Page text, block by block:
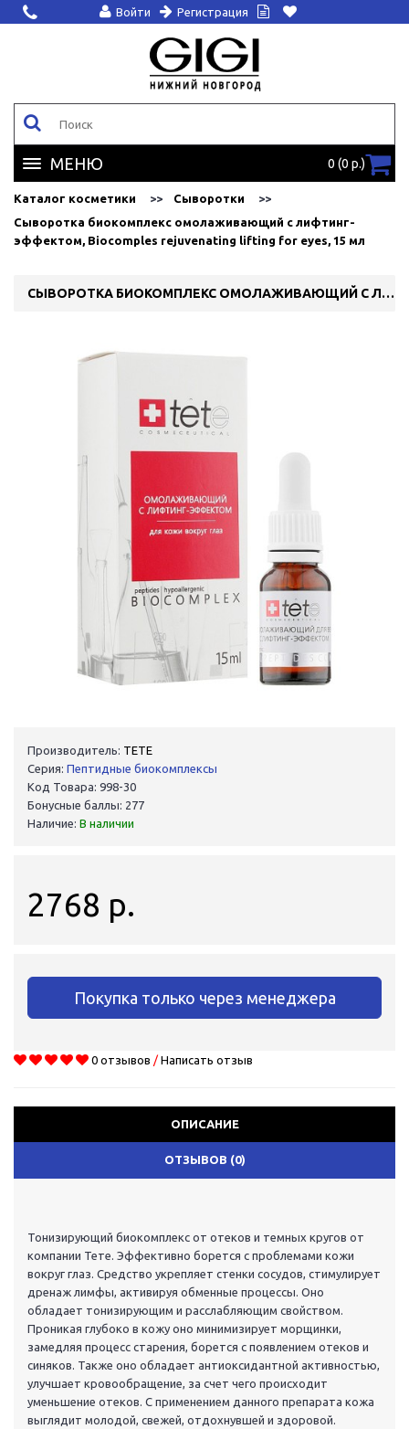
Войти Регистрация
МЕНЮ 0 (0 р.)
Каталог косметики
Сыворотки
Сыворотка биокомплекс омолаживающий с лифтинг-
эффектом, Biocomples rejuvenating lifting for eyes, 15 мл
СЫВОРОТКА БИОКОМПЛЕКС ОМОЛАЖИВАЮЩИЙ С ЛИФТИНГ-ЭФФЕКТОМ, BIOCOMPLES REJUVENATING LIFTING FOR EYES, 15 МЛ
Производитель: TETE
Серия: Пептидные биокомплексы
Код Товара: 998-30
Бонусные баллы: 277
Наличие: В наличии
2768 р.
Покупка только через менеджера
0 отзывов / Написать отзыв
ОПИСАНИЕ
ОТЗЫВОВ (0)
Тонизирующий биокомплекс от отеков и темных кругов от
компании Тете. Эффективно борется с проблемами кожи
вокруг глаз. Средство укрепляет стенки сосудов, стимулирует
дренаж лимфы, активируя обменные процессы. Оно
обладает тонизирующим и расслабляющим свойством.
Проникая глубоко в кожу оно минимизирует морщинки,
замедляя процесс старения, борется с появлением отеков и
синяков. Также оно обладает антиоксидантной активностью,
улучшает кровообращение, за счет чего происходит
уменьшение отеков. С применением данного препарата кожа
выглядит молодой, свежей, отдохнувшей и здоровой.